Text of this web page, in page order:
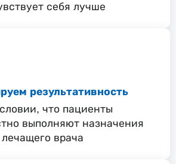
себя лучше
результативность
что пациенты
выполняют назначения
лечащего врача